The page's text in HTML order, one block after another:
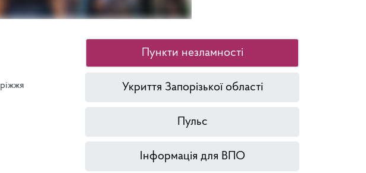
Пункти незламності
Укриття Запорізької області
Пульс
Інформація для ВПО